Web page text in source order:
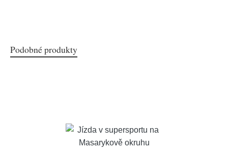
Podobné produkty